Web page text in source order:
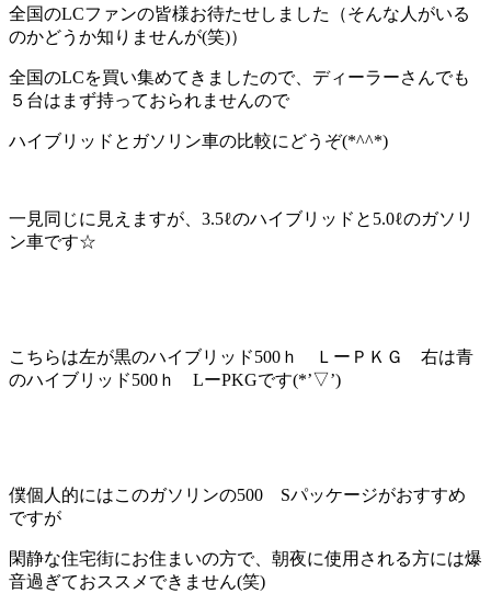
全国のLCファンの皆様お待たせしました（そんな人がいる
のかどうか知りませんが(笑)）
全国のLCを買い集めてきましたので、ディーラーさんでも
５台はまず持っておられませんので
ハイブリッドとガソリン車の比較にどうぞ(*^^*)
一見同じに見えますが、3.5ℓのハイブリッドと5.0ℓのガソリ
ン車です☆
こちらは左が黒のハイブリッド500ｈ ＬーＰＫＧ 右は青
のハイブリッド500ｈ LーPKGです(*’▽’)
僕個人的にはこのガソリンの500 Sパッケージがおすすめ
ですが
閑静な住宅街にお住まいの方で、朝夜に使用される方には爆
音過ぎておススメできません(笑)